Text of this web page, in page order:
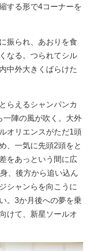
する形で4コーナーを
振られ、あおりを食
なる。つられてシル
中外大きくばらけた
らえるシャンパンカ
一陣の風が吹く。大外
オリエンスがただ1頭
、一気に先頭2頭をと
をあっという間に広
、後方から追い込ん
シャンらを向こうに
。3か月後への夢を乗
けて、新星ソールオ